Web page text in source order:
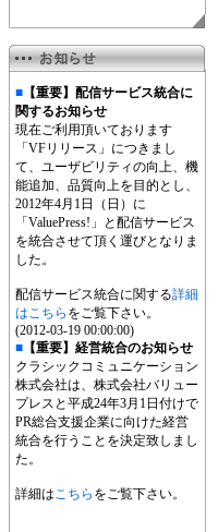
■ 【重要】配信サービス統合に
関するお知らせ
現在ご利用頂いております
「VFリリース」につきまし
て、ユーザビリティの向上、機
能追加、品質向上を目的とし、
2012年4月1日（日）に
「ValuePress!」と配信サービス
を統合させて頂く運びとなりま
した。
配信サービス統合に関する詳細
はこちら をご覧下さい。
(2012-03-19 00:00:00)
■ 【重要】経営統合のお知らせ
クラシックコミュニケーション
株式会社は、株式会社バリュー
プレスと平成24年3月1日付けで
PR総合支援企業に向けた経営
統合を行うことを決定致しまし
た。
詳細はこちら をご覧下さい。